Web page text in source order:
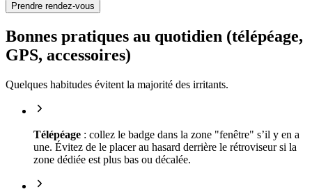
Prendre rendez-vous
Bonnes pratiques au quotidien (télépéage,
GPS, accessoires)
Quelques habitudes évitent la majorité des irritants.
Télépéage : collez le badge dans la zone "fenêtre" s’il y en a
une. Évitez de le placer au hasard derrière le rétroviseur si la
zone dédiée est plus bas ou décalée.